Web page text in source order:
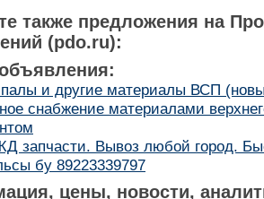
также предложения на
(pdo.ru):
и другие материалы ВСП
снабжение материалами
запчасти. Вывоз любой город.
бу 89223339797
цены, новости,